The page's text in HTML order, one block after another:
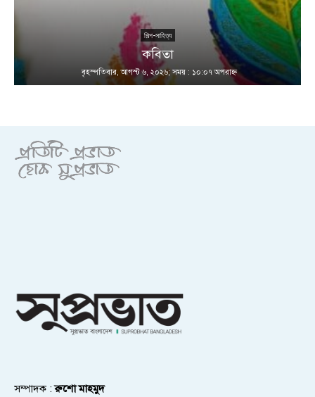
শিল্প-সাহিত্য
কবিতা
বৃহস্পতিবার, আগস্ট ৬, ২০২৬; সময় : ১০:০৭ অপরাহ্ণ
সম্পাদক :রুশো মাহমুদ